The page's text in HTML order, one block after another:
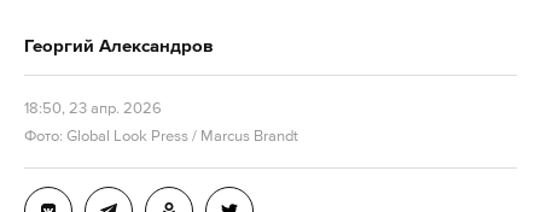
Георгий Александров
18:50, 23 апр. 2026
Фото: Global Look Press / Marcus Brandt